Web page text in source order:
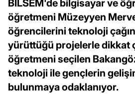
BİLSEM'de bilgisayar ve
öğretmeni Müzeyyen
öğrencilerini teknoloji
yürüttüğü projelerle dikkat
öğretmeni seçilen
teknoloji ile gençlerin
bulunmaya odaklanıyor.